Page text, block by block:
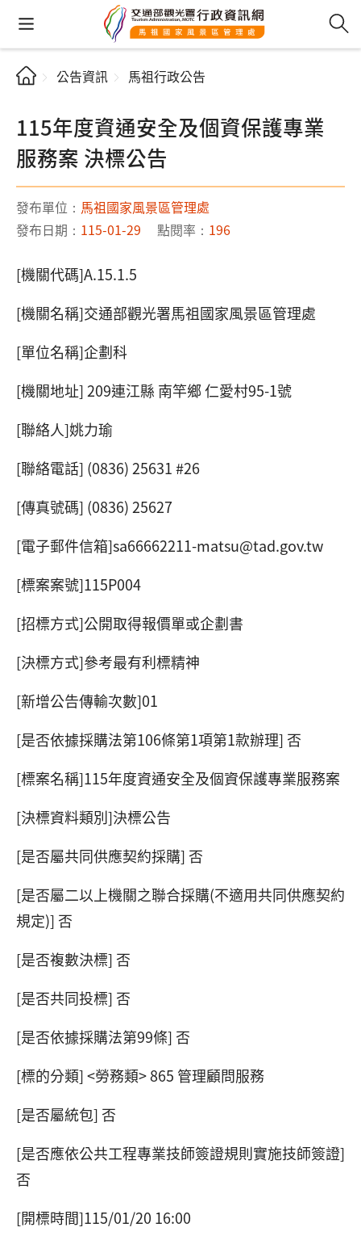
公告資訊 馬祖行政公告
115年度資通安全及個資保護專業
服務案 決標公告
發布單位： 馬祖國家風景區管理處
發布日期： 115-01-29 點閱率： 196
[機關代碼]A.15.1.5
[機關名稱]交通部觀光署馬祖國家風景區管理處
[單位名稱]企劃科
[機關地址] 209連江縣 南竿鄉 仁愛村95-1號
[聯絡人]姚力瑜
[聯絡電話] (0836) 25631 #26
[傳真號碼] (0836) 25627
[電子郵件信箱]sa66662211-matsu@tad.gov.tw
[標案案號]115P004
[招標方式]公開取得報價單或企劃書
[決標方式]參考最有利標精神
[新增公告傳輸次數]01
[是否依據採購法第106條第1項第1款辦理] 否
[標案名稱]115年度資通安全及個資保護專業服務案
[決標資料類別]決標公告
[是否屬共同供應契約採購] 否
[是否屬二以上機關之聯合採購(不適用共同供應契約
規定)] 否
[是否複數決標] 否
[是否共同投標] 否
[是否依據採購法第99條] 否
[標的分類] <勞務類> 865 管理顧問服務
[是否屬統包] 否
[是否應依公共工程專業技師簽證規則實施技師簽證]
否
[開標時間]115/01/20 16:00